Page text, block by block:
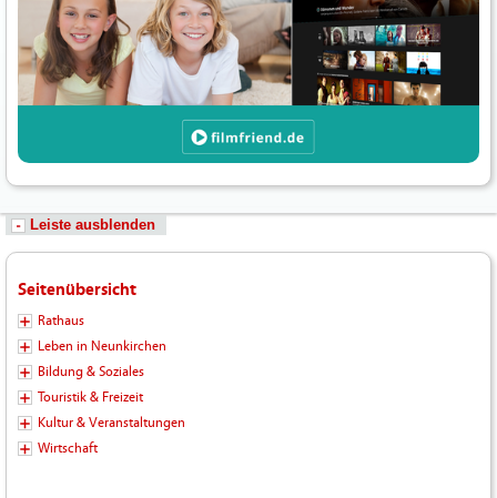
Leiste ausblenden
Seitenübersicht
Rathaus
Leben in Neunkirchen
Bildung & Soziales
Touristik & Freizeit
Kultur & Veranstaltungen
Wirtschaft